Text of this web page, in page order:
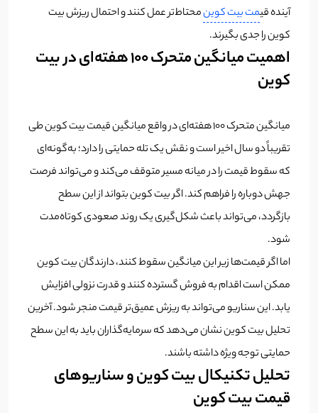
آینده قیمت بیت کوینمحتاط‌تر عمل کنند و احتمال ریزش بیت
کوین را جدی بگیرند.
اهمیت میانگین متحرک ۱۰۰ هفته‌ای در بیت
کوین
میانگین متحرک ۱۰۰ هفته‌ای در واقع میانگین قیمت بیت کوین طی
تقریباً دو سال اخیر است و نقش یک تله حمایتی را دارد؛ به‌گونه‌ای
که سقوط قیمت را در میانه مسیر متوقف می‌کند و می‌تواند فرصت
جهش دوباره را فراهم کند. اگر بیت کوین بتواند از این سطح
بازگردد، می‌تواند باعث شکل‌گیری یک روند صعودی کوتاه‌مدت
شود.
اما اگر قیمت‌ها زیر این میانگین سقوط کنند، دارندگان بیت کوین
ممکن است اقدام به فروش گسترده کنند و قدرت نزولی افزایش
یابد. این سناریو می‌تواند به ریزش عمیق‌تر قیمت منجر شود. آخرین
تحلیل بیت کوین نشان می‌دهد که سرمایه‌گذاران باید به این سطح
حمایتی توجه ویژه داشته باشند.
تحلیل تکنیکال بیت کوین و سناریوهای
قیمت بیت کوین